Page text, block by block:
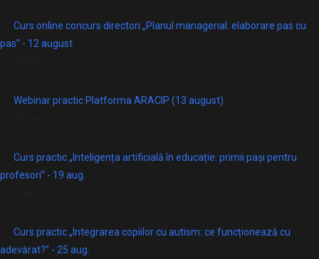
Curs online concurs directori „Planul managerial: elaborare pas cu
pas” - 12 august
Webinar practic Platforma ARACIP (13 august)
Curs practic „Inteligența artificială în educație: primii pași pentru
profesori” - 19 aug.
Curs practic „Integrarea copiilor cu autism: ce funcționează cu
adevărat?” - 25 aug.